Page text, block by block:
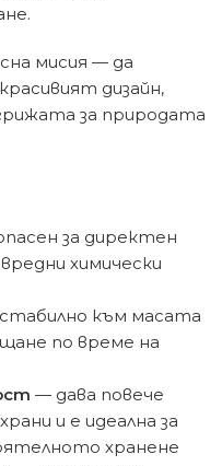
мисия — да
дизайн,
за природата
за директен
химически
към масата
по време на
— дава повече
и е идеална за
хранене